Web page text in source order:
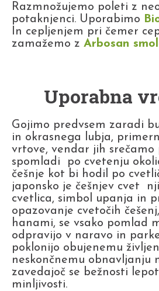
Razmnožujemo poleti z
potaknjenci. Uporabimo
In cepljenjem pri čemer
zamažemo z Arbosan
Uporabna
Gojimo predvsem zaradi
in okrasnega lubja,
vrtove, vendar jih srečamo
spomladi po cvetenju
češnje kot bi hodil po
japonsko je češnjev cvet
cvetlica, simbol upanja in
opazovanje cvetočih
hanami, se vsako pomlad
odpravijo v naravo in
poklonijo obujenemu
neskončnemu obnavljanju
zavedajoč se bežnosti
minljivosti.